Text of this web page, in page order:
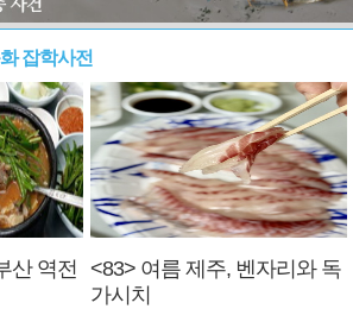
잡학사전
산 역전
<83> 여름 제주, 벤자리와 독
가시치